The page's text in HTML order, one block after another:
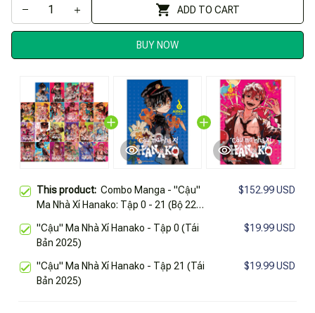
ADD TO CART
BUY NOW
This product: Combo Manga - "Cậu"
Ma Nhà Xí Hanako: Tập 0 - 21 (Bộ 22
$152.99 USD
"Cậu" Ma Nhà Xí Hanako - Tập 0 (Tái
Bản 2025)
$19.99 USD
"Cậu" Ma Nhà Xí Hanako - Tập 21 (Tái
Bản 2025)
$19.99 USD